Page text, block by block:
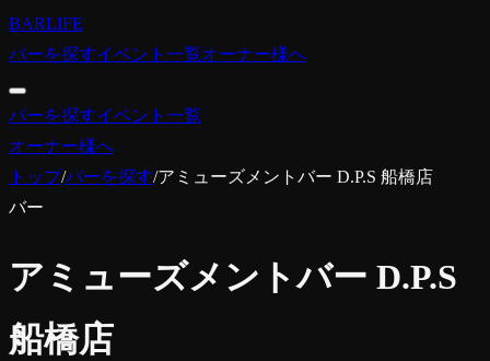
BARLIFE
バーを探すイベント一覧オーナー様へ
バーを探すイベント一覧
オーナー様へ
トップ/バーを探す/アミューズメントバー D.P.S 船橋店
バー
アミューズメントバー D.P.S
船橋店